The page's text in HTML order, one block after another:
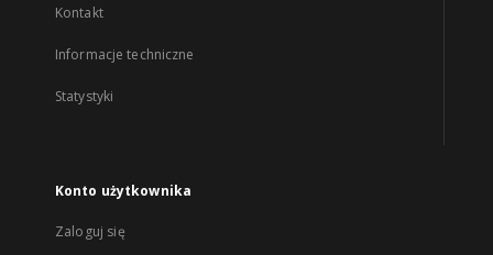
Kontakt
Informacje techniczne
Statystyki
Konto użytkownika
Zaloguj się